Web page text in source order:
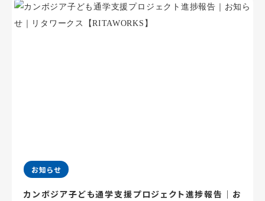
お知らせ
カンボジア子ども通学支援プロジェクト進捗報告｜お